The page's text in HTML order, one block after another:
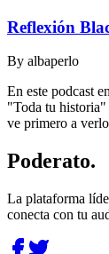
Reflexión
By albaperlo
En este podcast
"Toda tu
ve primero a
Poderato.
La plataforma
conecta con tu